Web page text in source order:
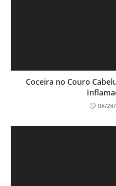
Coceira no Couro
08/